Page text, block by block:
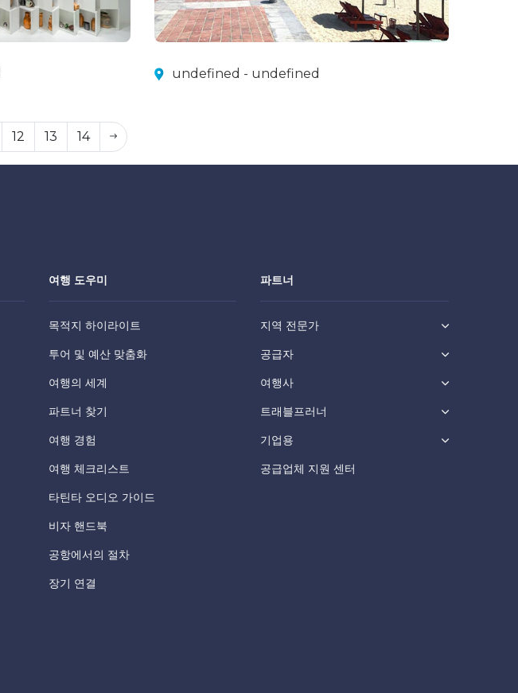
undefined - undefined
12 13 14
여행 도우미
목적지 하이라이트
투어 및 예산 맞춤화
여행의 세계
파트너 찾기
여행 경험
여행 체크리스트
타틴타 오디오 가이드
비자 핸드북
공항에서의 절차
장기 연결
파트너
지역 전문가
공급자
여행사
트래블프러너
기업용
공급업체 지원 센터